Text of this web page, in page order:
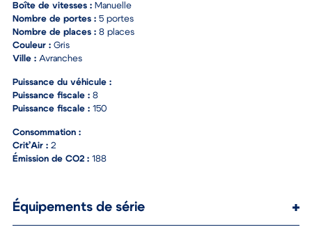
Boîte de vitesses : Manuelle
Nombre de portes : 5 portes
Nombre de places : 8 places
Couleur : Gris
Ville : Avranches
Puissance du véhicule :
Puissance fiscale : 8
Puissance fiscale : 150
Consommation :
Crit’Air : 2
Émission de CO2 : 188
Équipements de série